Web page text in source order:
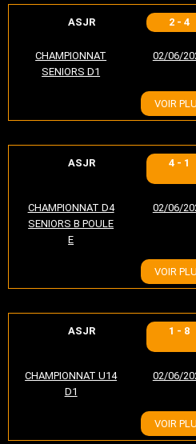
ASJR 2 - 4
CHAMPIONNAT
SENIORS D1
02/06/
VOIR
ASJR 4 - 1
CHAMPIONNAT D4
SENIORS B POULE
E
02/06/
VOIR
ASJR 1 - 8
CHAMPIONNAT U14
D1
02/06/
VOIR